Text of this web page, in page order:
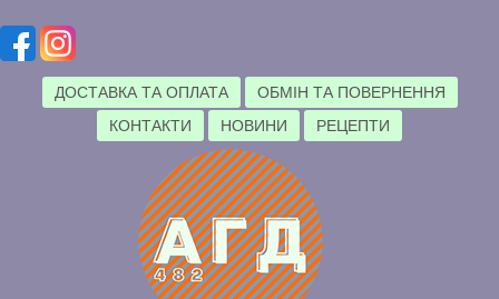
ДОСТАВКА ТА ОПЛАТА
ОБМІН ТА ПОВЕРНЕННЯ
КОНТАКТИ
НОВИНИ РЕЦЕПТИ